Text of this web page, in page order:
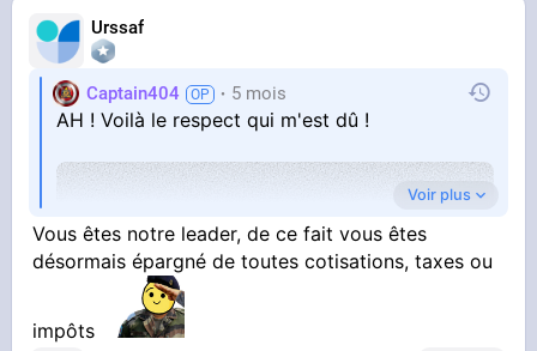
Urssaf
Captain404 5 mois
AH ! Voilà le respect qui m'est dû !
Voir plus
Vous êtes notre leader, de ce fait vous êtes
désormais épargné de toutes cotisations, taxes ou
impôts